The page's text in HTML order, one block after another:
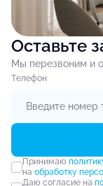
Оставьте
Мы перезвоним и
Tелефон
Принимаю
на обработку
Даю согласие на